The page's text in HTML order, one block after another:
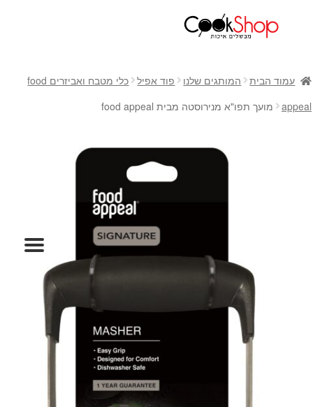
חנות
סירים
כלי הגשה ואירוח
גיפט קארד
המותגים שלנו
עמוד הבית המותגים שלנו פוד אפיל
כלי מטבח ואביזרים food
appeal
מועך תפו"א מנירוסטה מבית food appeal